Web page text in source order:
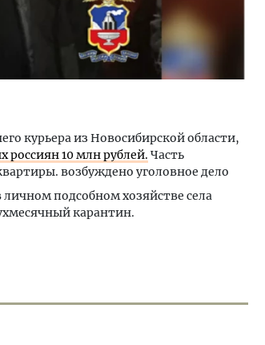
курьера из Новосибирской области,
10 млн рублей. Часть
возбуждено уголовное дело
личном подсобном хозяйстве села
карантин.